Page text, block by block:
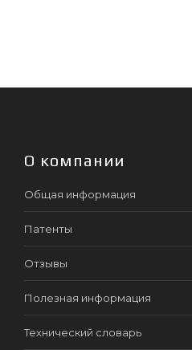
О компании
Общая информация
Патенты
Отзывы
Полезная информация
Технический словарь